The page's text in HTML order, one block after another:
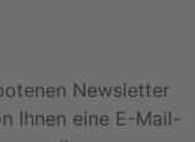
Newsletter
Ihnen eine E-Mail-